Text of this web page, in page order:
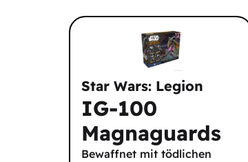
Star Wars: Legion
IG-100
Magnaguards
Bewaffnet mit tödlichen